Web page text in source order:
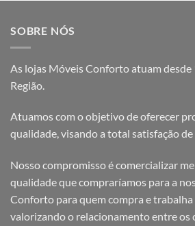
SOBRE NÓS
As lojas Móveis Conforto atuam desde
Região.
Atuamos com o objetivo de oferecer
qualidade, visando a total satisfação
Nosso compromisso é comercializar
qualidade que compraríamos para a
Conforto para quem compra e trabalha
valorizando o relacionamento entre os